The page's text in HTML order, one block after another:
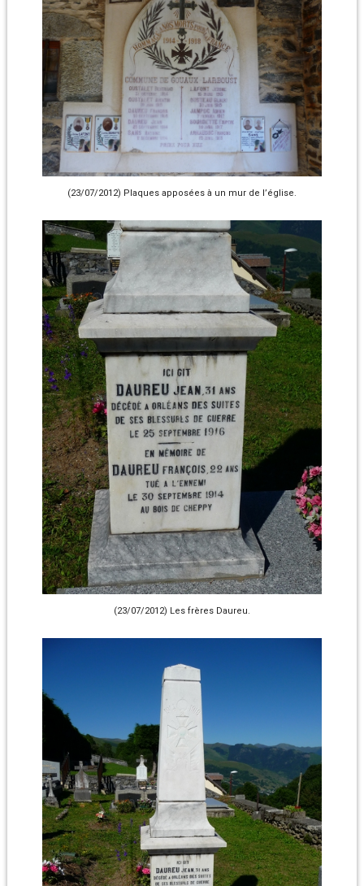
(23/07/2012) Plaques apposées à un mur de l’église.
(23/07/2012) Les frères Daureu.